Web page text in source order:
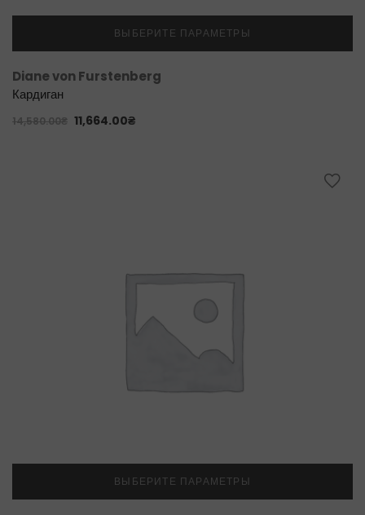
ВЫБЕРИТЕ ПАРАМЕТРЫ
Diane von Furstenberg
Кардиган
14,580.00₴ 11,664.00₴
ВЫБЕРИТЕ ПАРАМЕТРЫ